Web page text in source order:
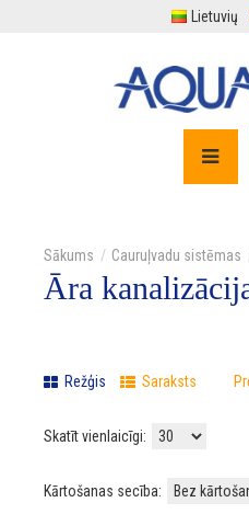
Lietuvių
Cauruļvadu sistēmas
Āra
Režģis Saraksts
Skatīt vienlaicīgi:
Kārtošanas secība: